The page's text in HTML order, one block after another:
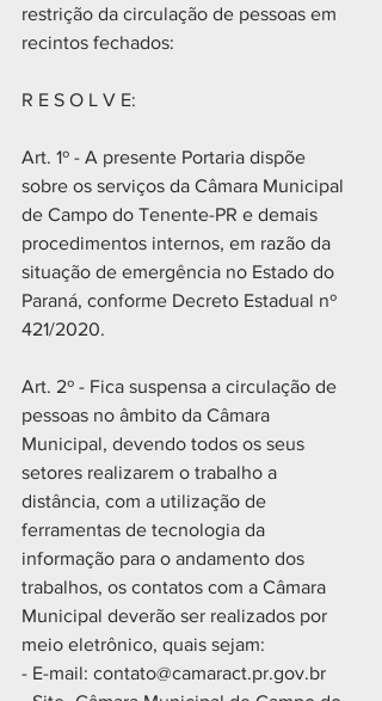
restrição da circulação de pessoas em
recintos fechados:
R E S O L V E:
Art. 1º - A presente Portaria dispõe
sobre os serviços da Câmara Municipal
de Campo do Tenente-PR e demais
procedimentos internos, em razão da
situação de emergência no Estado do
Paraná, conforme Decreto Estadual nº
421/2020.
Art. 2º - Fica suspensa a circulação de
pessoas no âmbito da Câmara
Municipal, devendo todos os seus
setores realizarem o trabalho a
distância, com a utilização de
ferramentas de tecnologia da
informação para o andamento dos
trabalhos, os contatos com a Câmara
Municipal deverão ser realizados por
meio eletrônico, quais sejam:
- E-mail: contato@camaract.pr.gov.br